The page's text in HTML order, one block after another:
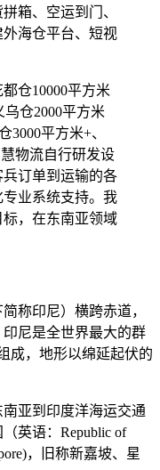
箱、空运到门、
海仓平台、短视
仓10000平方米
仓2000平方米
3000平方米+、
物流自行研发设
订单到运输的各
业系统支持。我
，在东南亚领域
称印尼）横跨赤道，
尼是全世界最大的群
成，地形以绵延起伏的
亚到印度洋海运交通
英语：Republic of
，旧称新嘉坡、星